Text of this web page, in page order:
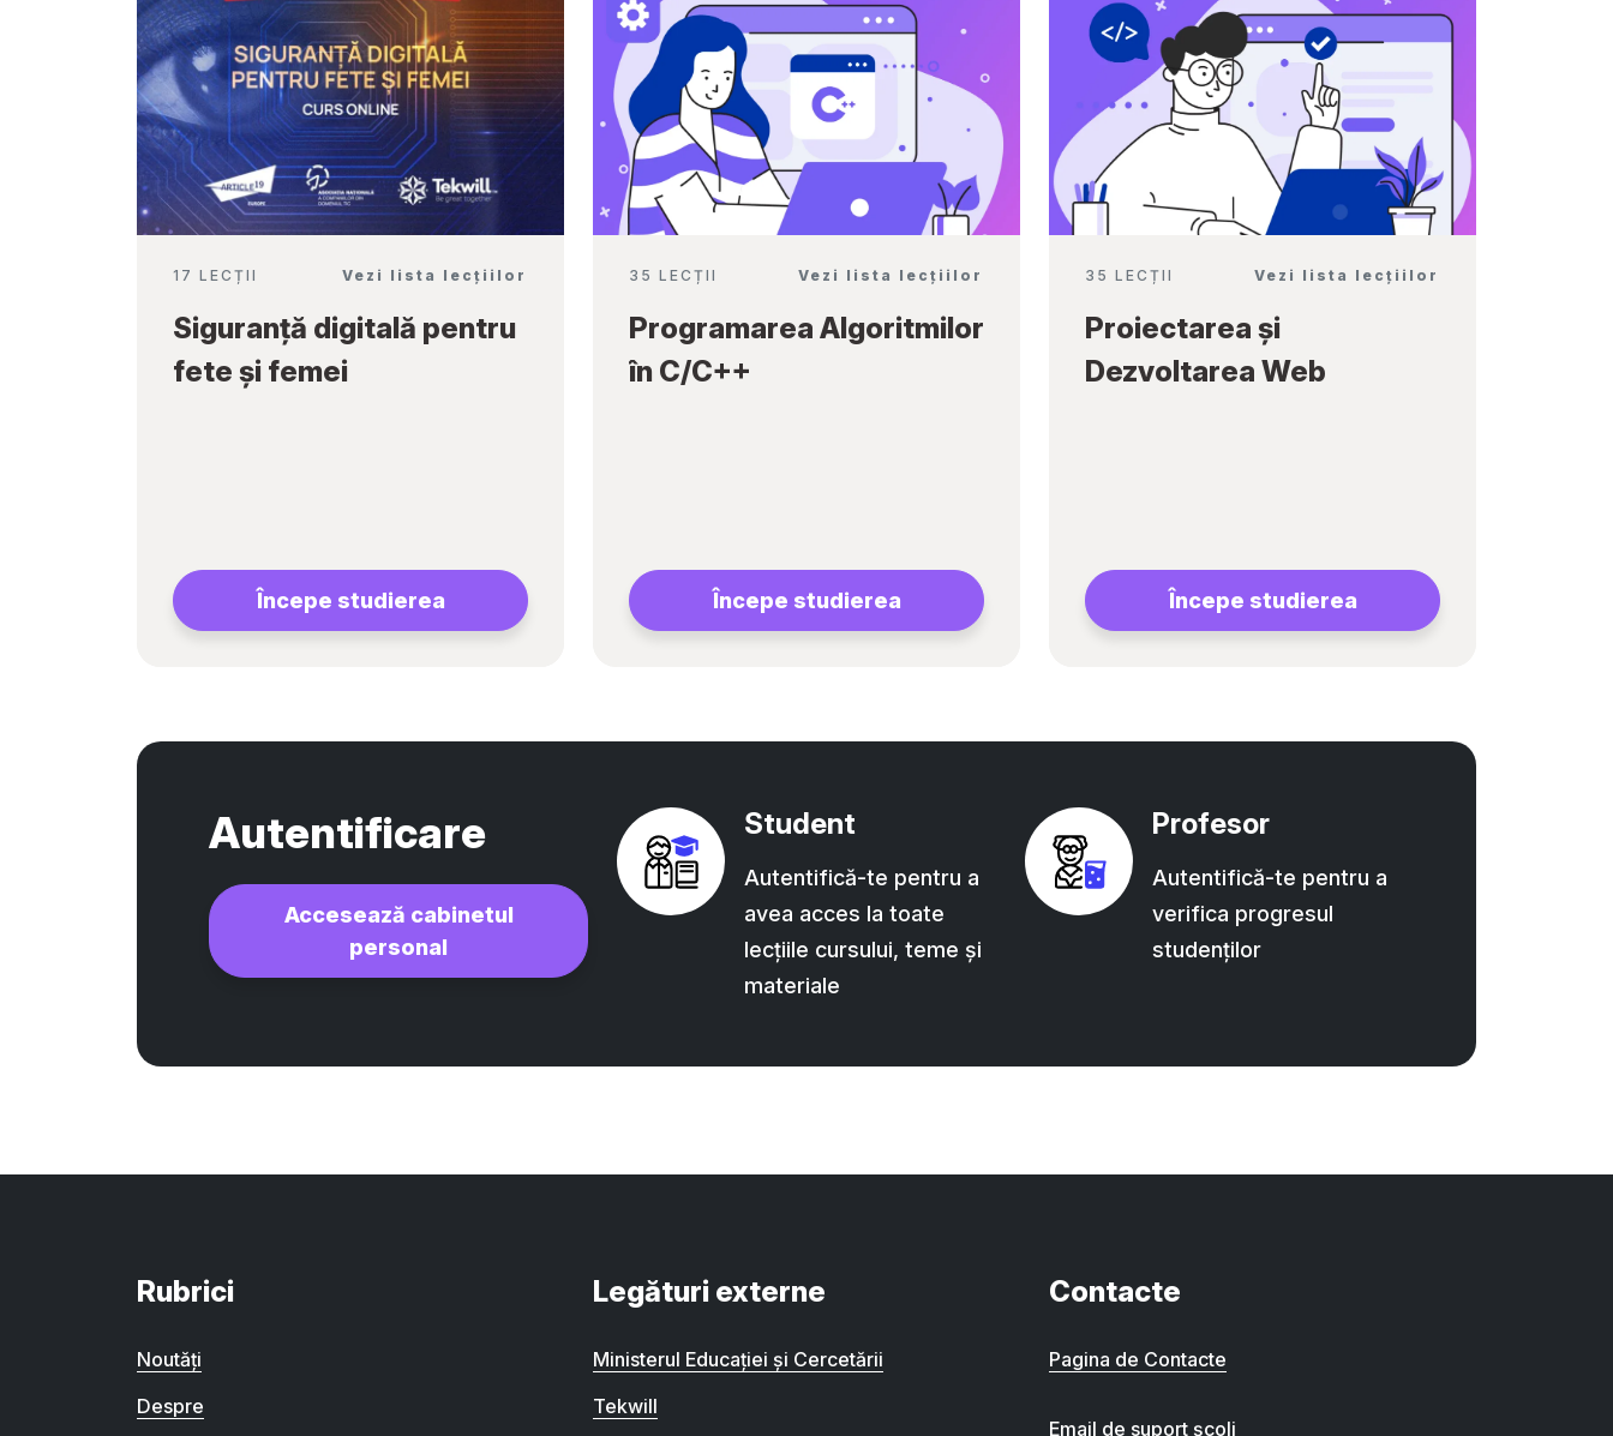
17 LECȚII Vezi lista lecțiilor
Siguranță digitală pentru
fete și femei
Începe studierea
35 LECȚII Vezi lista lecțiilor
Programarea Algoritmilor
în C/C++
Începe studierea
35 LECȚII Vezi lista lecțiilor
Proiectarea și
Dezvoltarea Web
Începe studierea
Autentificare
Accesează cabinetul
personal
Student
Autentifică-te pentru a
avea acces la toate
lecțiile cursului, teme și
materiale
Profesor
Autentifică-te pentru a
verifica progresul
studenților
Rubrici
Noutăți
Despre
Legături externe
Ministerul Educației și Cercetării
Tekwill
Contacte
Pagina de Contacte
Email de suport școli